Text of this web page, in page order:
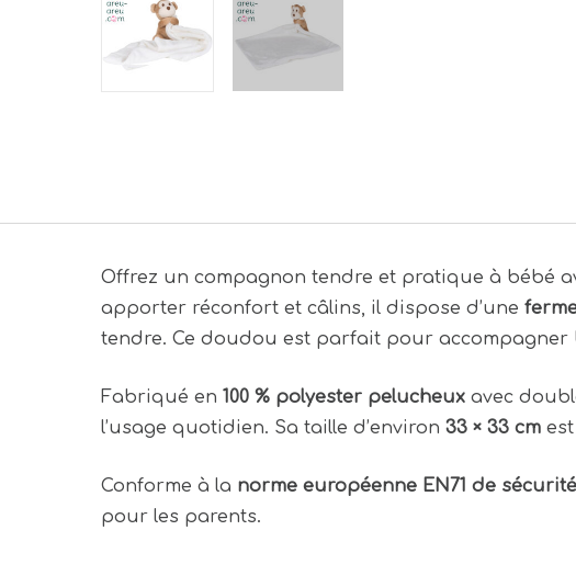
Offrez un compagnon tendre et pratique à bébé
apporter réconfort et câlins, il dispose d’une
tendre. Ce doudou est parfait pour accompagner
Fabriqué en 100 % polyester pelucheux avec
l’usage quotidien. Sa taille d’environ 33 × 33 cm
Conforme à la norme européenne EN71 de
pour les parents.